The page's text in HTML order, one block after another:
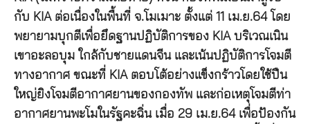
กับ KIA ต่อเนื่องในพื้นที่ จ.โมเมาะ ตั้งแต่ 11 เม.ย.64 โดย
พยายามบุกตีเพื่อยึดฐานปฏิบัติการของ KIA บริเวณเนิน
เขาอะลอบุม ใกล้กับชายแดนจีน และเน้นปฏิบัติการโจมตี
ทางอากาศ ขณะที่ KIA ตอบโต้อย่างแข็งกร้าวโดยใช้ปืน
ใหญ่ยิงโจมตีอากาศยานของกองทัพ และก่อเหตุโจมตีท่า
อากาศยานพะโมในรัฐคะฉิ่น เมื่อ 29 เม.ย.64 เพื่อป้องกัน